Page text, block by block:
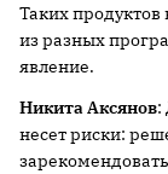
Таких
из разных
явление.
Никита Аксянов:
несет риски: